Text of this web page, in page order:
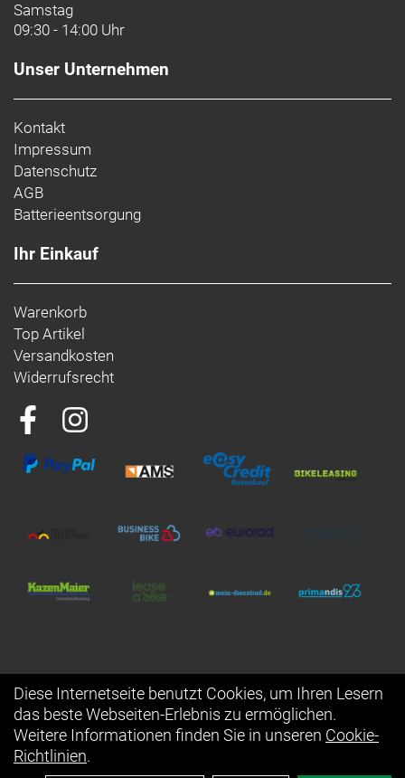
Samstag
09:30 - 14:00 Uhr
Unser Unternehmen
Kontakt
Impressum
Datenschutz
AGB
Batterieentsorgung
Ihr Einkauf
Warenkorb
Top Artikel
Versandkosten
Widerrufsrecht
Diese Internetseite benutzt Cookies, um Ihren Lesern
das beste Webseiten-Erlebnis zu ermöglichen.
Weitere Informationen finden Sie in unseren Cookie-
Richtlinien.
Auftrag widerrufen